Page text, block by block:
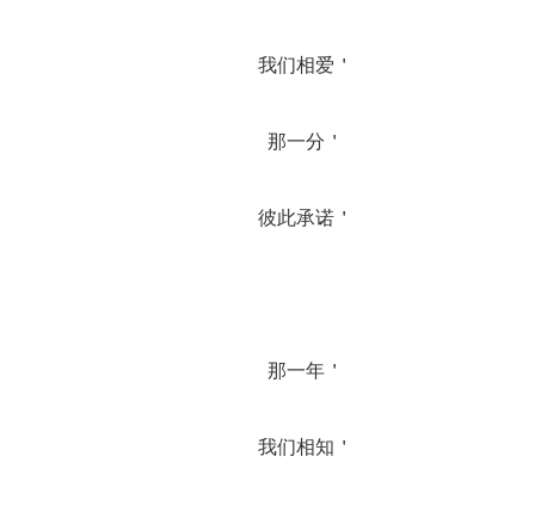
		我们相爱＇
		那一分＇
		彼此承诺＇
		那一年＇
		我们相知＇